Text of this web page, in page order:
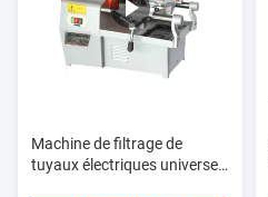
Machine de filtrage de
tuyaux électriques universels